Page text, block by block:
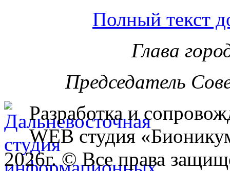
Полный текст
Глава
Председатель
Разработка и
WEB студия
2026г. © Все права